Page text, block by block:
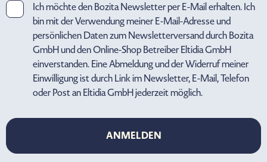
Ich möchte den Bozita Newsletter per E-Mail erhalten. Ich
bin mit der Verwendung meiner E-Mail-Adresse und
persönlichen Daten zum Newsletterversand durch Bozita
GmbH und den Online-Shop Betreiber Eltidia GmbH
einverstanden. Eine Abmeldung und der Widerruf meiner
Einwilligung ist durch Link im Newsletter, E-Mail, Telefon
oder Post an Eltidia GmbH jederzeit möglich.
ANMELDEN
ANMELDEN